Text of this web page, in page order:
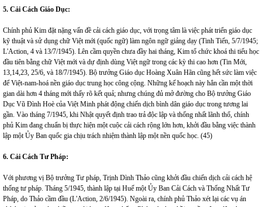
5. Cải Cách Giáo Dục:
Chính phủ Kim đặt nặng vấn đề cải cách giáo dục, với trọng tâm là việc phát triển giáo dục
kỹ thuật và sử dụng chữ Việt mới (quốc ngữ) làm ngôn ngữ giảng dạy (Tinh Tiến, 5/7/1945;
L'Action, 4 và 13/7/1945). Lên cầm quyền chưa đầy hai tháng, Kim tổ chức khoá thi tiểu học
đầu tiên bằng chữ Việt mới và dự định dùng Việt ngữ trong các kỳ thi cao hơn (Tin Mới,
13,14,23, 25/6, và 18/7/1945). Bộ trưởng Giáo dục Hoàng Xuân Hãn cũng hết sức làm việc
để Việt-nam-hoá nền giáo dục trung học công cộng. Những kế hoạch này hẳn cần một thời
gian dài hơn 4 tháng mới thấy rõ kết quả; nhưng chúng đủ mở đường cho Bộ trưởng Giáo
Dục Vũ Đình Hoè của Việt Minh phát động chiến dịch bình dân giáo dục trong tương lai
gần. Vào tháng 7/1945, khi Nhật quyết định trao trả độc lập và thống nhất lãnh thổ, chính
phủ Kim đang chuẩn bị thực hiện một cuộc cải cách rộng lớn hơn, khởi đầu bằng việc thành
lập một Ủy Ban quốc gia chịu trách nhiệm thành lập một nền quốc học. (45)
6. Cải Cách Tư Pháp:
Với phương vị Bộ trưởng Tư pháp, Trịnh Dình Thảo cũng khởi đầu chiến dịch cải cách hệ
thống tư pháp. Tháng 5/1945, thành lập tại Huế một Ủy Ban Cải Cách và Thống Nhất Tư
Pháp, do Thảo cầm đầu (L'Action, 2/6/1945). Ngoài ra, chính phủ Thảo xét lại các vụ án